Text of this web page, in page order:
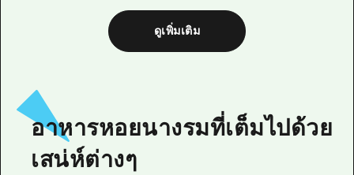
ดูเพิ่มเติม
อาหารหอยนางรมที่เต็มไปด้วย
เสน่ห์ต่างๆ